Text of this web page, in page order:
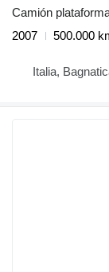
Camión
2007
500.000
Italia,